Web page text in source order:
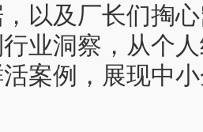
以及厂长们掏
业洞察，从个
案例，展现中